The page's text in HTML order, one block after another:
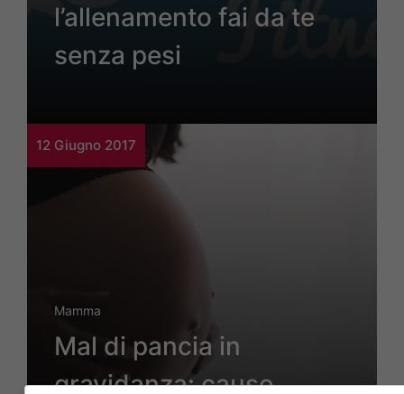
l’allenamento fai da te
senza pesi
12 Giugno 2017
Mamma
Mal di pancia in
gravidanza: cause,